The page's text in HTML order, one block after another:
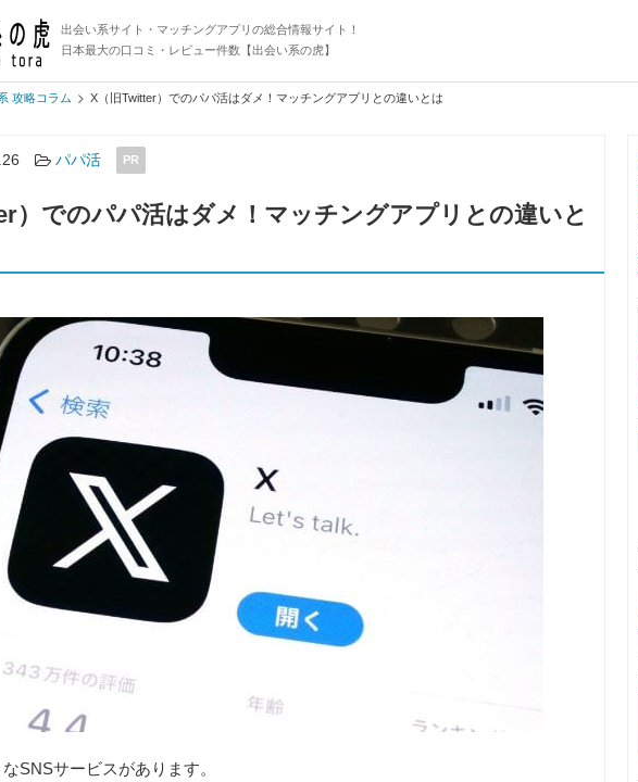
出会い系サイト・マッチングアプリの総合情報サイト！
日本最大の口コミ・レビュー件数【出会い系の虎】
攻略コラム X（旧Twitter）でのパパ活はダメ！マッチングアプリとの違いとは
パパ活 PR
）でのパパ活はダメ！マッチングアプリとの違いと
SNSサービスがあります。